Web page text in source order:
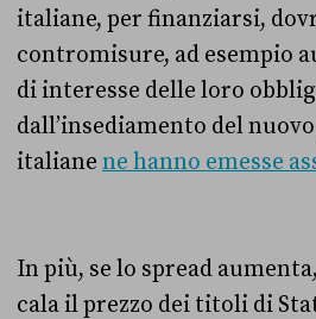
italiane, per finanziarsi,
contromisure, ad esempio
di interesse delle loro
dall’insediamento del
italiane ne hanno emesse
In più, se lo spread
cala il prezzo dei titoli di